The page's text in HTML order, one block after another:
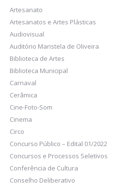
Artesanato
Artesanatos e Artes Plásticas
Audiovisual
Auditório Maristela de Oliveira
Biblioteca de Artes
Biblioteca Municipal
Carnaval
Cerâmica
Cine-Foto-Som
Cinema
Circo
Concurso Público – Edital 01/2022
Concursos e Processos Seletivos
Conferência de Cultura
Conselho Deliberativo